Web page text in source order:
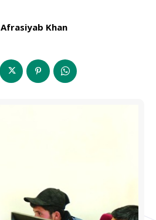
Afrasiyab Khan